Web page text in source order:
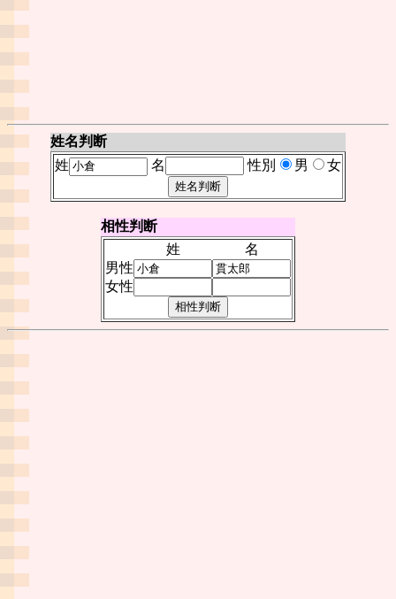
姓名判断
姓
名 性別 男 女
相性判断
姓
名
男性
女性